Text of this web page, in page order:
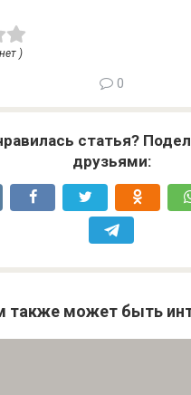
)
0
статья?
друзьями:
также может быть